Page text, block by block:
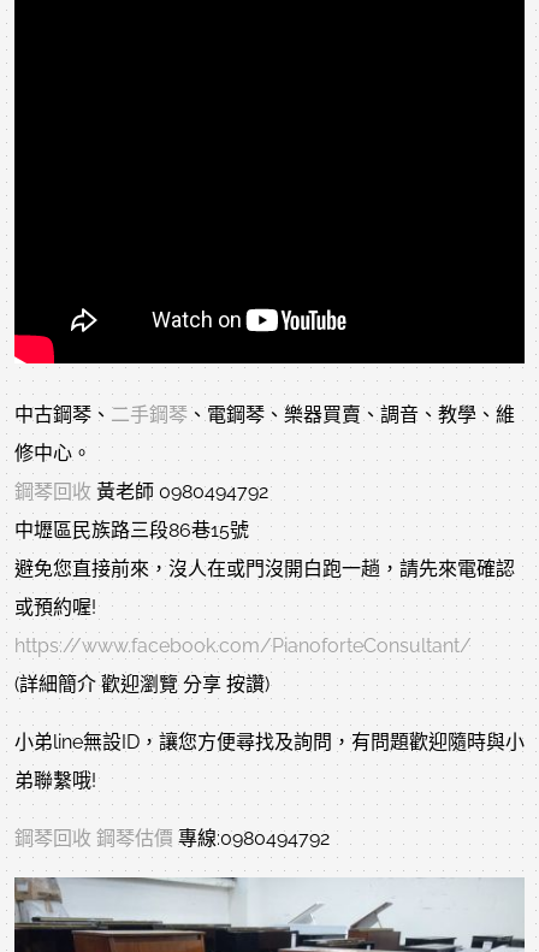
中古鋼琴、 二手鋼琴、電鋼琴、樂器買賣、調音、教學、維
修中心。
鋼琴回收 黃老師 0980494792
中壢區民族路三段86巷15號
避免您直接前來，沒人在或門沒開白跑一趟，請先來電確認
或預約喔!
https://www.facebook.com/PianoforteConsultant/
(詳細簡介 歡迎瀏覽 分享 按讚)
小弟line無設ID，讓您方便尋找及詢問，有問題歡迎隨時與小
弟聯繫哦!
鋼琴回收 鋼琴估價 專線:0980494792